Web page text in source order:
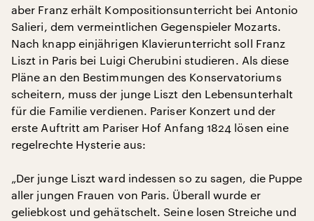
aber Franz erhält Kompositionsunterricht bei Antonio
Salieri, dem vermeintlichen Gegenspieler Mozarts.
Nach knapp einjährigen Klavierunterricht soll Franz
Liszt in Paris bei Luigi Cherubini studieren. Als diese
Pläne an den Bestimmungen des Konservatoriums
scheitern, muss der junge Liszt den Lebensunterhalt
für die Familie verdienen. Pariser Konzert und der
erste Auftritt am Pariser Hof Anfang 1824 lösen eine
regelrechte Hysterie aus:
„Der junge Liszt ward indessen so zu sagen, die Puppe
aller jungen Frauen von Paris. Überall wurde er
geliebkost und gehätschelt. Seine losen Streiche und